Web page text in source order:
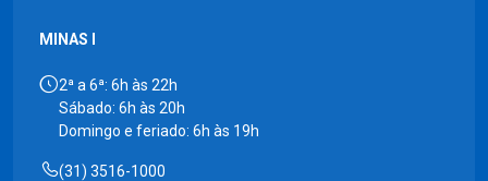
MINAS I
2ª a 6ª: 6h às 22h
Sábado: 6h às 20h
Domingo e feriado: 6h às 19h
(31) 3516-1000